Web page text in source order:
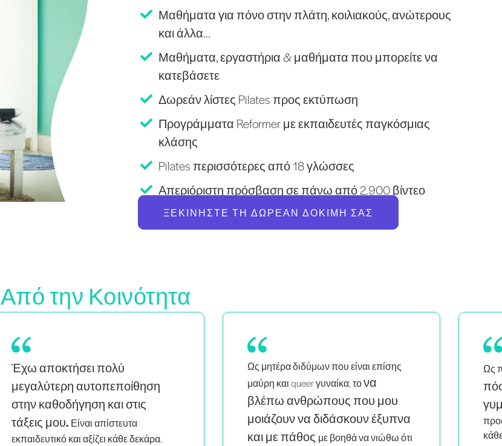
Μαθήματα για πόνο στην πλάτη, κοιλιακούς, ανώτερους
και άλλα...
Μαθήματα, εργαστήρια & μαθήματα που μπορείτε να
κατεβάσετε
Δωρεάν λίστες Pilates προς εκτύπωση
Προγράμματα Reformer με εκπαιδευτές παγκόσμιας
κλάσης
Pilates περισσότερες από 18 γλώσσες
Απεριόριστη πρόσβαση σε πάνω από 2.900 βίντεο
ΞΕΚΙΝΉΣΤΕ ΤΗ ΔΩΡΕΆΝ ΔΟΚΙΜΉ ΣΑΣ
Από την Κοινότητα
Ως μητέρα διδύμων που είναι επίσης
μαύρη και queer γυναίκα, τονα
βλέπω ανθρώπους που μου
μοιάζουν να διδάσκουν έξυπνα
και με πάθοςμε βοηθά να νιώθω ότι
Ως πολυάσχολη μαμά,μου αρέσει
πόσο εύκολο είναι να
γυμνάζεσαι στο σπίτι. Οι
προόδους με κάνουν να επιστρέφω
κάθε μέρα!